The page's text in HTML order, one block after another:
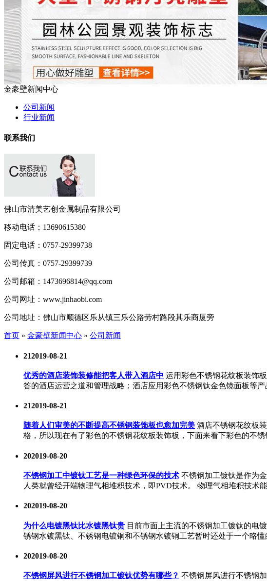
金豪壁新闻中心
公司新闻
行业新闻
联系我们
佛山市清美艺创金属制品有限公司
移动电话： 13690615380
固定电话： 0757-29399738
公司传真： 0757-29399739
公司邮箱： 1473696814@qq.com
公司网址： www.jinhaobi.com
公司地址： 佛山市顺德区乐从镇三乐公路劳村路段其乐商厦旁
首页 » 金豪壁新闻中心 » 公司新闻
212019-08-21
优秀的酒店装饰装修能把客人带入酒店中 运用彩色不锈钢花纹板装饰
答的酒店运营之道和管理战略；酒店应用彩色不锈钢钛金色镜面板等
212019-08-21
随着人们审美的不断提高不锈钢装饰板也愈加完美 酒店不锈钢花纹板
格，所以现在有了彩色的不锈钢花纹板装饰板，下面来看下彩色的不
202019-08-20
不锈钢加工中镀钛工艺是一种绿色环保的技术 不锈钢加工镀钛是作为
人类就曾经开端物理气相堆积技术，即PVD技术。 物理气相堆积技
202019-08-20
为什么电镀黑钛比水镀黑钛贵 目前市面上主流的不锈钢加工镀钛的电
锈钢水镀黑钛、不锈钢电镀铜和不锈钢水镀铜工艺暂时还处于一个略
202019-08-20
不锈钢屏风进行不锈钢加工镀钛优势有哪些？ 不锈钢屏风进行不锈钢